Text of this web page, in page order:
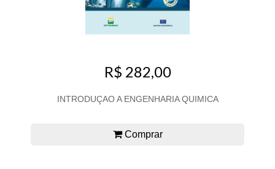
R$ 282,00
INTRODUÇAO A ENGENHARIA QUIMICA
Comprar